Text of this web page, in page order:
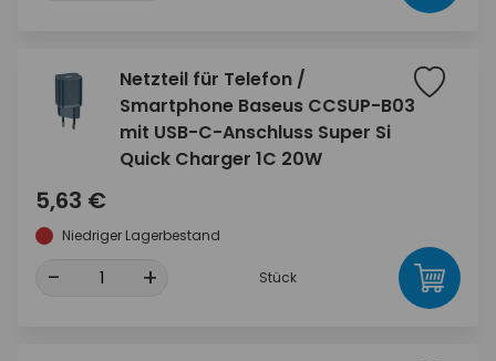
Netzteil für Telefon /
Smartphone Baseus CCSUP-B03
mit USB-C-Anschluss Super Si
Quick Charger 1C 20W
5,63 €
Niedriger Lagerbestand
- + Stück